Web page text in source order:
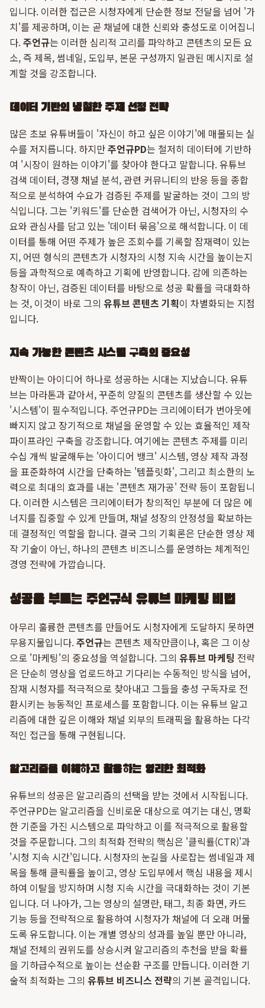
입니다. 이러한 접근은 시청자에게 단순한 정보 전달을 넘어 '가
치'를 제공하며, 이는 곧 채널에 대한 신뢰와 충성도로 이어집니
다.주언규는 이러한 심리적 고리를 파악하고 콘텐츠의 모든 요
소, 즉 제목, 썸네일, 도입부, 본문 구성까지 일관된 메시지로 설
계할 것을 강조합니다.
데이터 기반의 냉철한 주제 선정 전략
많은 초보 유튜버들이 '자신이 하고 싶은 이야기'에 매몰되는 실
수를 저지릅니다. 하지만주언규PD는 철저히 데이터에 기반하
여 '시장이 원하는 이야기'를 찾아야 한다고 말합니다. 유튜브
검색 데이터, 경쟁 채널 분석, 관련 커뮤니티의 반응 등을 종합
적으로 분석하여 수요가 검증된 주제를 발굴하는 것이 그의 방
식입니다. 그는 '키워드'를 단순한 검색어가 아닌, 시청자의 수
요와 관심사를 담고 있는 '데이터 묶음'으로 해석합니다. 이 데
이터를 통해 어떤 주제가 높은 조회수를 기록할 잠재력이 있는
지, 어떤 형식의 콘텐츠가 시청자의 시청 지속 시간을 높이는지
등을 과학적으로 예측하고 기획에 반영합니다. 감에 의존하는
창작이 아닌, 검증된 데이터를 바탕으로 성공 확률을 극대화하
는 것, 이것이 바로 그의 유튜브 콘텐츠 기획이 차별화되는 지점
입니다.
지속 가능한 콘텐츠 시스템 구축의 중요성
반짝이는 아이디어 하나로 성공하는 시대는 지났습니다. 유튜
브는 마라톤과 같아서, 꾸준히 양질의 콘텐츠를 생산할 수 있는
'시스템'이 필수적입니다. 주언규PD는 크리에이터가 번아웃에
빠지지 않고 장기적으로 채널을 운영할 수 있는 효율적인 제작
파이프라인 구축을 강조합니다. 여기에는 콘텐츠 주제를 미리
수십 개씩 발굴해두는 '아이디어 뱅크' 시스템, 영상 제작 과정
을 표준화하여 시간을 단축하는 '템플릿화', 그리고 최소한의 노
력으로 최대의 효과를 내는 '콘텐츠 재가공' 전략 등이 포함됩니
다. 이러한 시스템은 크리에이터가 창의적인 부분에 더 많은 에
너지를 집중할 수 있게 만들며, 채널 성장의 안정성을 확보하는
데 결정적인 역할을 합니다. 결국 그의 기획론은 단순한 영상 제
작 기술이 아닌, 하나의 콘텐츠 비즈니스를 운영하는 체계적인
경영 전략에 가깝습니다.
성공을 부르는 주언규식 유튜브 마케팅 비법
아무리 훌륭한 콘텐츠를 만들어도 시청자에게 도달하지 못하면
무용지물입니다.주언규는 콘텐츠 제작만큼이나, 혹은 그 이상
으로 '마케팅'의 중요성을 역설합니다. 그의 유튜브 마케팅 전략
은 단순히 영상을 업로드하고 기다리는 수동적인 방식을 넘어,
잠재 시청자를 적극적으로 찾아내고 그들을 충성 구독자로 전
환시키는 능동적인 프로세스를 포함합니다. 이는 유튜브 알고
리즘에 대한 깊은 이해와 채널 외부의 트래픽을 활용하는 다각
적인 접근을 통해 구현됩니다.
알고리즘을 이해하고 활용하는 영리한 최적화
유튜브의 성공은 알고리즘의 선택을 받는 것에서 시작됩니다.
주언규PD는 알고리즘을 신비로운 대상으로 여기는 대신, 명확
한 기준을 가진 시스템으로 파악하고 이를 적극적으로 활용할
것을 주문합니다. 그의 최적화 전략의 핵심은 '클릭률(CTR)'과
'시청 지속 시간'입니다. 시청자의 눈길을 사로잡는 썸네일과 제
목을 통해 클릭률을 높이고, 영상 도입부에서 핵심 내용을 제시
하여 이탈을 방지하며 시청 지속 시간을 극대화하는 것이 기본
입니다. 더 나아가, 그는 영상의 설명란, 태그, 최종 화면, 카드
기능 등을 전략적으로 활용하여 시청자가 채널에 더 오래 머물
도록 유도합니다. 이는 개별 영상의 성과를 높일 뿐만 아니라,
채널 전체의 권위도를 상승시켜 알고리즘의 추천을 받을 확률
을 기하급수적으로 높이는 선순환 구조를 만듭니다. 이러한 기
술적 최적화는 그의 유튜브 비즈니스 전략의 기본 골격입니다.